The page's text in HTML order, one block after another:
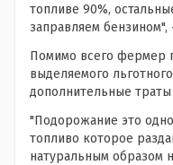
топливе 90%,
заправляем бензином",
Помимо всего фермер
выделяемого
дополнительные траты
"Подорожание это
топливо которое
натуральным образом